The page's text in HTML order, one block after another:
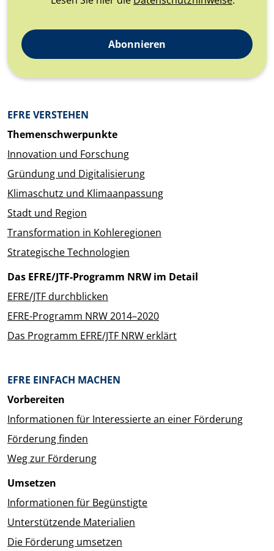
Abonnieren
Überblick: Inhalte
EFRE VERSTEHEN
Themenschwerpunkte
Innovation und Forschung
Gründung und Digitalisierung
Klimaschutz und Klimaanpassung
Stadt und Region
Transformation in Kohleregionen
Strategische Technologien
Das EFRE/JTF-Programm NRW im Detail
EFRE/JTF durchblicken
EFRE-Programm NRW 2014–2020
Das Programm EFRE/JTF NRW erklärt
EFRE EINFACH MACHEN
Vorbereiten
Informationen für Interessierte an einer Förderung
Förderung finden
Weg zur Förderung
Umsetzen
Informationen für Begünstigte
Unterstützende Materialien
Die Förderung umsetzen